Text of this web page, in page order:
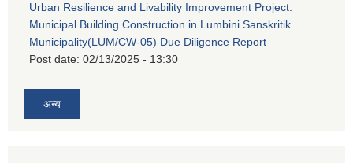
Urban Resilience and Livability Improvement Project:
Municipal Building Construction in Lumbini Sanskritik
Municipality(LUM/CW-05) Due Diligence Report
Post date: 02/13/2025 - 13:30
अन्य